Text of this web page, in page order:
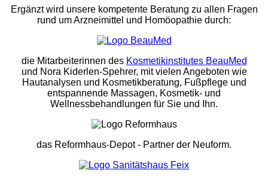
Ergänzt wird unsere kompetente Beratung zu allen Fragen
rund um Arzneimittel und Homöopathie durch:
die Mitarbeiterinnen des Kosmetikinstitutes BeauMed
und Nora Kiderlen-Spehrer, mit vielen Angeboten wie
Hautanalysen und Kosmetikberatung, Fußpflege und
entspannende Massagen, Kosmetik- und
Wellnessbehandlungen für Sie und Ihn.
das Reformhaus-Depot- Partner der Neuform.